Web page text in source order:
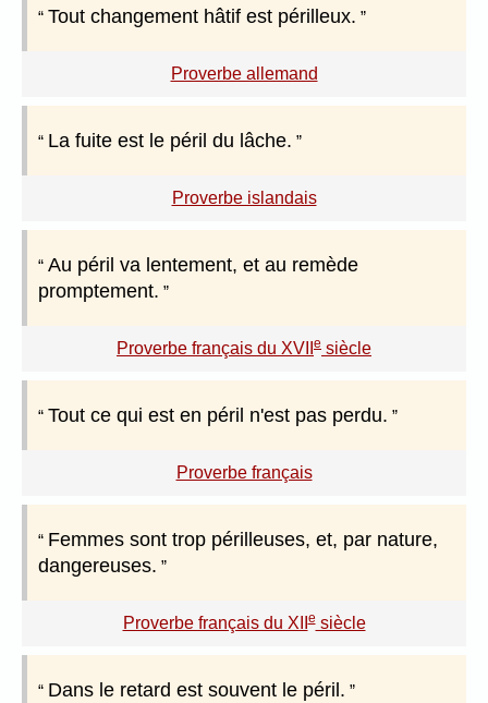
Tout changement hâtif est périlleux.
Proverbe allemand
La fuite est le péril du lâche.
Proverbe islandais
Au péril va lentement, et au remède
promptement.
Proverbe français du XVII e siècle
Tout ce qui est en péril n'est pas perdu.
Proverbe français
Femmes sont trop périlleuses, et, par nature,
dangereuses.
Proverbe français du XIIesiècle
Dans le retard est souvent le péril.